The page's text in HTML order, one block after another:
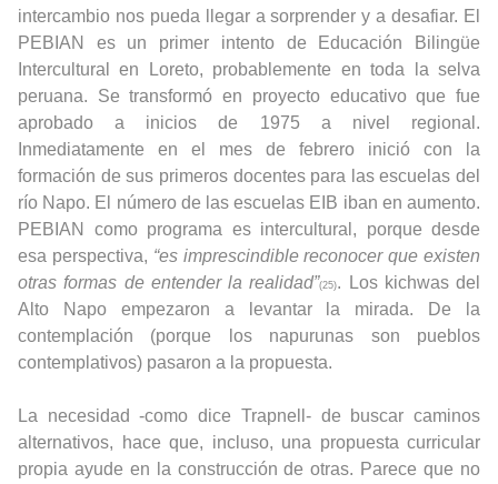
intercambio nos pueda llegar a sorprender y a desafiar. El
PEBIAN es un primer intento de Educación Bilingüe
Intercultural en Loreto, probablemente en toda la selva
peruana. Se transformó en proyecto educativo que fue
aprobado a inicios de 1975 a nivel regional.
Inmediatamente en el mes de febrero inició con la
formación de sus primeros docentes para las escuelas del
río Napo. El número de las escuelas EIB iban en aumento.
PEBIAN como programa es intercultural, porque desde
esa perspectiva, “es imprescindible reconocer que existen
otras formas de entender la realidad”(25). Los kichwas del
Alto Napo empezaron a levantar la mirada. De la
contemplación (porque los napurunas son pueblos
contemplativos) pasaron a la propuesta.
La necesidad -como dice Trapnell- de buscar caminos
alternativos, hace que, incluso, una propuesta curricular
propia ayude en la construcción de otras. Parece que no